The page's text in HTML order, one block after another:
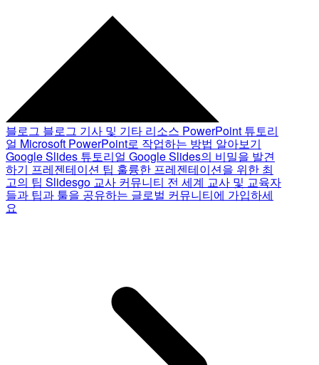
블로그 블로그 기사 및 기타 리소스 PowerPoint 튜토리
얼 Microsoft PowerPoint로 작업하는 방법 알아보기
Google Slides 튜토리얼 Google Slides의 비밀을 발견
하기 프레젠테이션 팁 훌륭한 프레젠테이션을 위한 최
고의 팁 Slidesgo 교사 커뮤니티 전 세계 교사 및 교육자
들과 팁과 툴을 공유하는 글로벌 커뮤니티에 가입하세
요